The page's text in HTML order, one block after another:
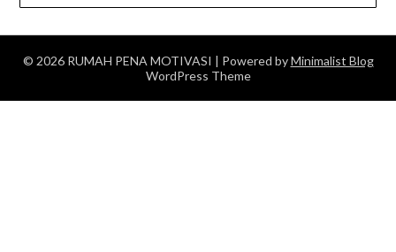
© 2026 RUMAH PENA MOTIVASI | Powered byMinimalist Blog
WordPress Theme